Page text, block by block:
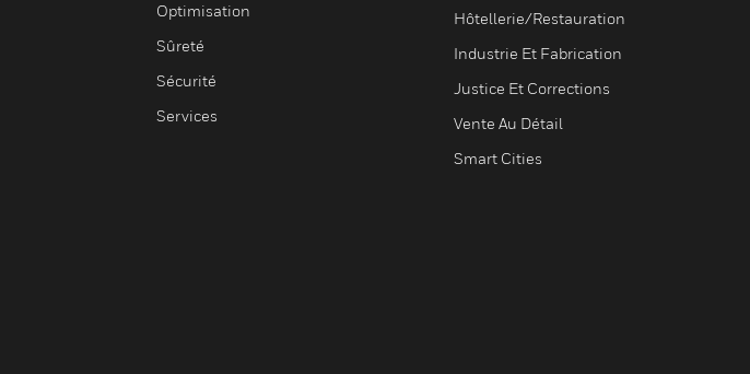
Optimisation
Sûreté
Sécurité
Services
Hôtellerie/Restauration
Industrie Et Fabrication
Justice Et Corrections
Vente Au Détail
Smart Cities